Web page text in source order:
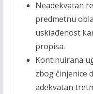
Neadekvatan
predmetnu
usklađenost
propisa.
Kontinuirana
zbog činjenice
adekvatan